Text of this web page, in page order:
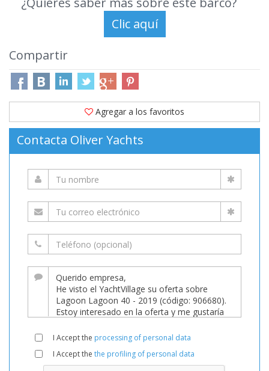
Compartir
Agregar a los favoritos
Contacta Oliver Yachts
I Accept the processing of personal data
I Accept the the profiling of personal data